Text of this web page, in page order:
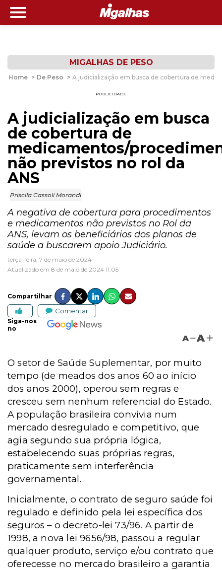
MIGALHAS DE PESO
Home > De Peso > A judicialização em busca de cobertura de
PUBLICIDADE
A judicialização em busca
de cobertura de
medicamentos/
não previstos no rol da
ANS
Priscila Cassoli Morandi
A negativa de cobertura para procedimentos
e medicamentos não previstos no Rol da
ANS, levam os beneficiários dos planos de
saúde a buscarem apoio Judiciário.
terça-feira, 7 de maio de 2024
Atualizado em 8 de maio de 2024 11:05
Compartilhar
Comentar
Siga-nos
no
A A
O setor de Saúde Suplementar, por muito
tempo (de meados dos anos 60 ao início
dos anos 2000), operou sem regras e
cresceu sem nenhum referencial do Estado.
A população brasileira convivia num
mercado desregulado e competitivo, que
agia segundo sua própria lógica,
estabelecendo suas próprias regras,
praticamente sem interferência
governamental.
Inicialmente, o contrato de seguro saúde foi
regulado e definido pela lei específica dos
seguros – o decreto-lei 73/96. A partir de
1998, a nova lei 9656/98, passou a regular
qualquer produto, serviço e/ou contrato que
oferecesse no mercado brasileiro a garantia